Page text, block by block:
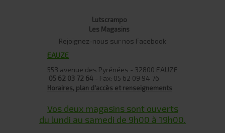
Lutscrampo
Les Magasins
Rejoignez-nous sur nos Facebook
EAUZE
553 avenue des Pyrénées - 32800 EAUZE
05 62 03 72 64 - Fax: 05 62 09 94 76
Horaires, plan d'accès et renseignements
Vos deux magasins sont ouverts
du lundi au samedi de 9h00 à 19h00.